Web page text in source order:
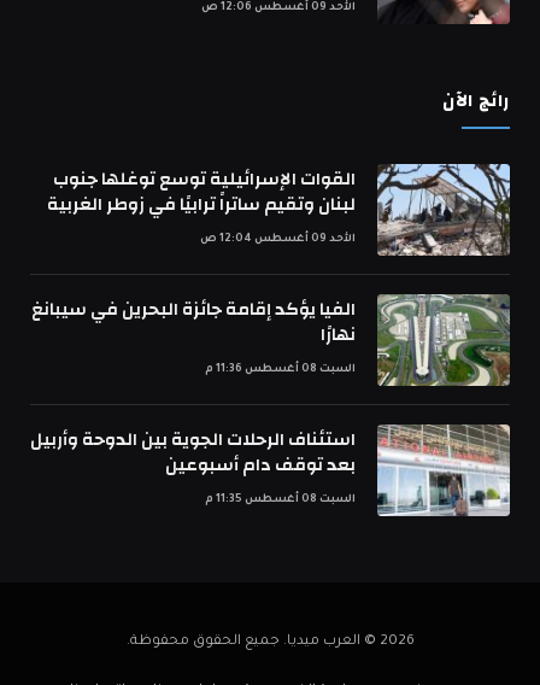
الأحد 09 أغسطس 12:06 ص
رائج الآن
القوات الإسرائيلية توسع توغلها جنوب
لبنان وتقيم ساتراً ترابيًا في زوطر الغربية
الأحد 09 أغسطس 12:04 ص
الفيا يؤكد إقامة جائزة البحرين في سيبانغ
نهارًا
السبت 08 أغسطس 11:36 م
استئناف الرحلات الجوية بين الدوحة وأربيل
بعد توقف دام أسبوعين
السبت 08 أغسطس 11:35 م
2026 © العرب ميديا. جميع الحقوق محفوظة.